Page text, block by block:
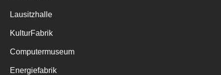
Lausitzhalle
KulturFabrik
Computermuseum
Energiefabrik